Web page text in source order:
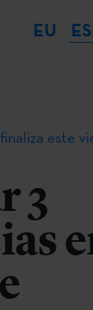
EU ES
este
3